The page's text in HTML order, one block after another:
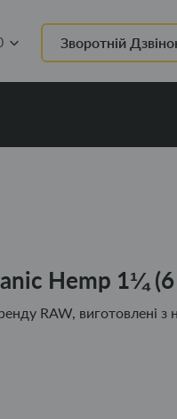
Зворотній
Hemp 1¼
RAW, виготовлені